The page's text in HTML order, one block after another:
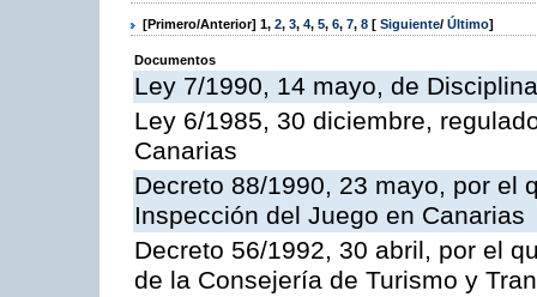
[Primero/Anterior] 1, 2, 3, 4, 5, 6, 7, 8 [ Siguiente/ Último]
Documentos
Ley 7/1990, 14 mayo, de
Ley 6/1985, 30 diciembre,
Canarias
Decreto 88/1990, 23 mayo, por el
Inspección del Juego en Canarias
Decreto 56/1992, 30 abril, por el
de la Consejería de Turismo y